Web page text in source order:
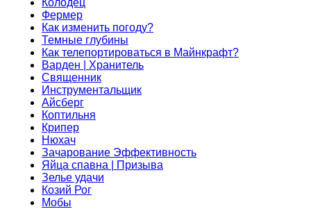
Фермер
Как изменить погоду?
Темные глубины
Как телепортироваться в Майнкрафт?
Варден | Хранитель
Священник
Инструментальщик
Айсберг
Коптильня
Крипер
Нюхач
Зачарование Эффективность
Яйца спавна | Призыва
Зелье удачи
Козий Рог
Мобы